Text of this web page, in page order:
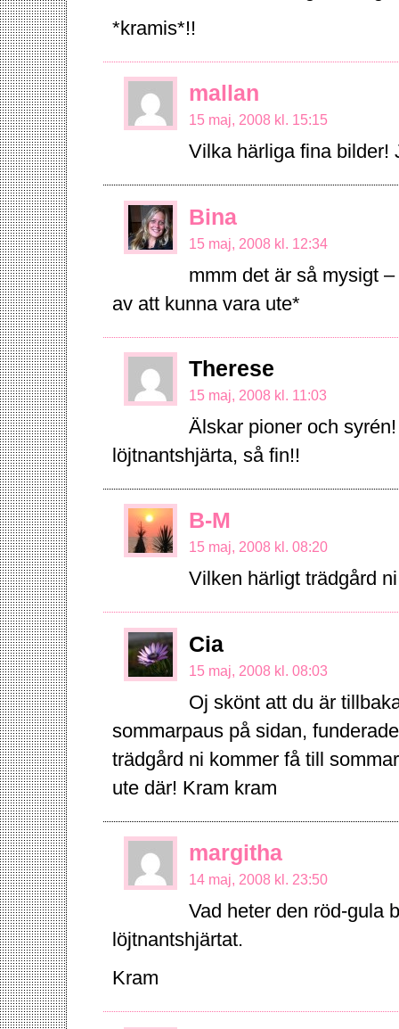
*kramis*!!
mallan
15 maj, 2008 kl. 15:15
Vilka härliga fina bilder!
Bina
15 maj, 2008 kl. 12:34
mmm det är så mysigt
av att kunna vara ute*
Therese
15 maj, 2008 kl. 11:03
Älskar pioner och
löjtnantshjärta, så fin!!
B-M
15 maj, 2008 kl. 08:20
Vilken härligt trädgård
Cia
15 maj, 2008 kl. 08:03
Oj skönt att du är
sommarpaus på sidan,
trädgård ni kommer få till
ute där! Kram kram
margitha
14 maj, 2008 kl. 23:50
Vad heter den röd-gula
löjtnantshjärtat.
Kram